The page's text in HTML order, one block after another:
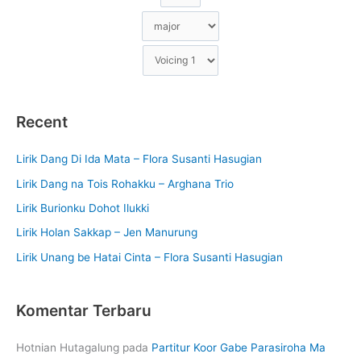
Recent
Lirik Dang Di Ida Mata – Flora Susanti Hasugian
Lirik Dang na Tois Rohakku – Arghana Trio
Lirik Burionku Dohot Ilukki
Lirik Holan Sakkap – Jen Manurung
Lirik Unang be Hatai Cinta – Flora Susanti Hasugian
Komentar Terbaru
Hotnian Hutagalung pada Partitur Koor Gabe Parasiroha Ma